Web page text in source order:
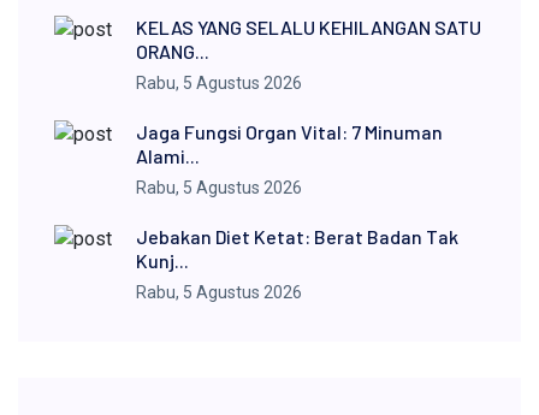
KELAS YANG SELALU KEHILANGAN SATU
ORANG...
Rabu, 5 Agustus 2026
Jaga Fungsi Organ Vital: 7 Minuman
Alami...
Rabu, 5 Agustus 2026
Jebakan Diet Ketat: Berat Badan Tak
Kunj...
Rabu, 5 Agustus 2026